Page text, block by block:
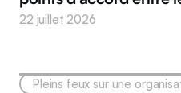
22 juillet 2026
Pleins feux sur une